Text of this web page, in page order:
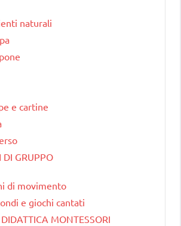
naturali
e cartine
DI GRUPPO
di movimento
e giochi cantati
MONTESSORI